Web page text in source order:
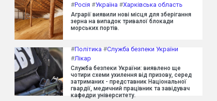
#Росія #Україна #Харківська область
Аграрії виявили нові місця для зберігання
зерна на випадок тривалої блокади
морських портів.
#Політика #Служба безпеки України
#Лікар
Служба безпеки України: виявлено ще
чотири схеми ухилення від призову, серед
затриманих - представник Національної
гвардії, медичний працівник та завідувач
кафедри університету.